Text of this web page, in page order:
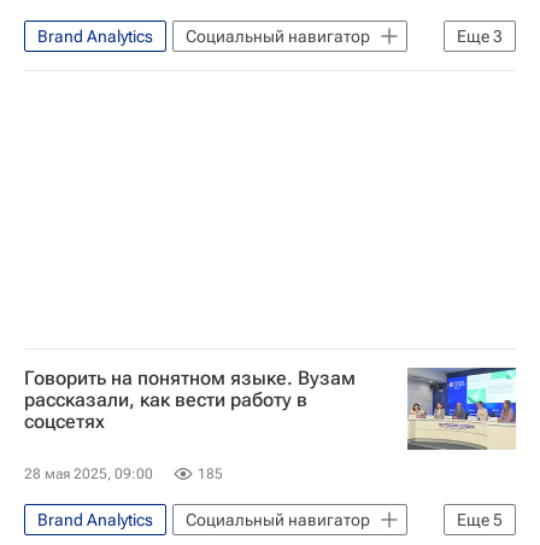
Российский научный фонд
Челябинский государственный университет
Еще3
Brand Analytics
Социальный навигатор
Россия
Культура Кино
Говорить на понятном языке. Вузам
рассказали, как вести работу в
соцсетях
28 мая 2025, 09:00 185
Еще5
Brand Analytics
Социальный навигатор